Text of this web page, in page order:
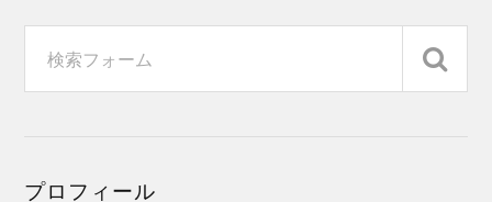
プロフィール